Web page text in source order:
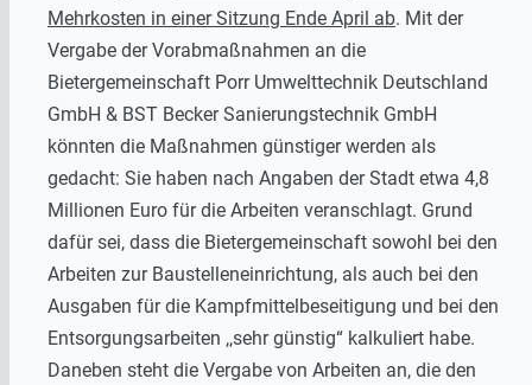
Mehrkosten in einer Sitzung Ende April ab. Mit der
Vergabe der Vorabmaßnahmen an die
Bietergemeinschaft Porr Umwelttechnik Deutschland
GmbH & BST Becker Sanierungstechnik GmbH
könnten die Maßnahmen günstiger werden als
gedacht: Sie haben nach Angaben der Stadt etwa 4,8
Millionen Euro für die Arbeiten veranschlagt. Grund
dafür sei, dass die Bietergemeinschaft sowohl bei den
Arbeiten zur Baustelleneinrichtung, als auch bei den
Ausgaben für die Kampfmittelbeseitigung und bei den
Entsorgungsarbeiten ,,sehr günstig“ kalkuliert habe.
Daneben steht die Vergabe von Arbeiten an, die den